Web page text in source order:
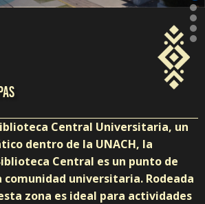
1/5
Central Universitaria, un
dentro de la UNACH, la
Central es un punto de
universitaria. Rodeada
zona es ideal para actividades